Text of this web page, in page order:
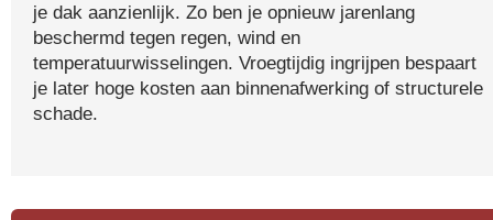
je dak aanzienlijk. Zo ben je opnieuw jarenlang
beschermd tegen regen, wind en
temperatuurwisselingen. Vroegtijdig ingrijpen bespaart
je later hoge kosten aan binnenafwerking of structurele
schade.